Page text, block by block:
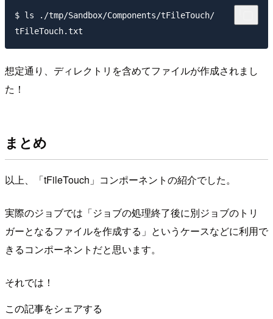
$ ls ./tmp/Sandbox/Components/tFileTouch/
想定通り、ディレクトリを含めてファイルが作成されまし
た！
まとめ
以上、「tFileTouch」コンポーネントの紹介でした。
実際のジョブでは「ジョブの処理終了後に別ジョブのトリ
ガーとなるファイルを作成する」というケースなどに利用で
きるコンポーネントだと思います。
それでは！
この記事をシェアする